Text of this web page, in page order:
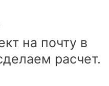
на почту в
расчет.